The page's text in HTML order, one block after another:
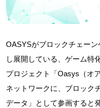
OASYSがブロックチェー
し展開している、ゲーム特
プロジェクト「Oasys（オ
ネットワークに、ブロック
データ」として参画すると